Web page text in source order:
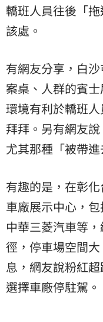
轎班人員往後「
該處。
有網友分享，白
案桌、人群的賓
環境有利於轎班
拜拜。另有網友
尤其那種「被帶
有趣的是，在彰
車廠展示中心，包
中華三菱汽車等
徑，停車場空間
息，網友說粉紅
選擇車廠停駐駕。